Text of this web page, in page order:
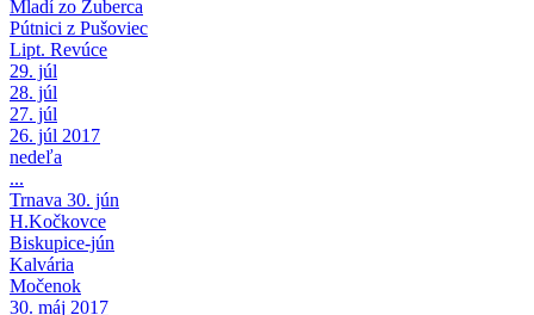
Mladí zo Zuberca
Pútnici z Pušoviec
Lipt. Revúce
29. júl
28. júl
27. júl
26. júl 2017
nedeľa
...
Trnava 30. jún
H.Kočkovce
Biskupice-jún
Kalvária
Močenok
30. máj 2017